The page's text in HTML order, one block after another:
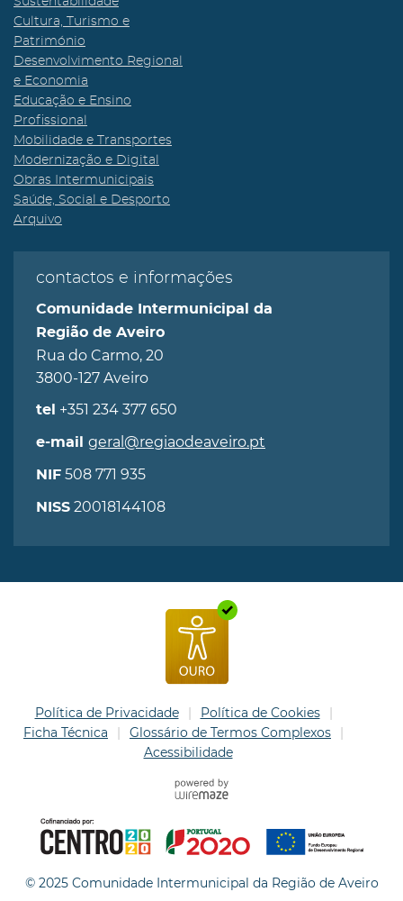
Cultura, Turismo e
Património
Desenvolvimento Regional
e Economia
Educação e Ensino
Profissional
Mobilidade e Transportes
Modernização e Digital
Obras Intermunicipais
Saúde, Social e Desporto
Arquivo
contactos e informações
Comunidade Intermunicipal da
Região de Aveiro
Rua do Carmo, 20
3800-127 Aveiro
tel +351 234 377 650
e-mail geral@regiaodeaveiro.pt
NIF 508 771 935
NISS 20018144108
Política de Privacidade
Política de Cookies
Ficha Técnica
Glossário de Termos Complexos
Acessibilidade
© 2025 Comunidade Intermunicipal da Região de Aveiro